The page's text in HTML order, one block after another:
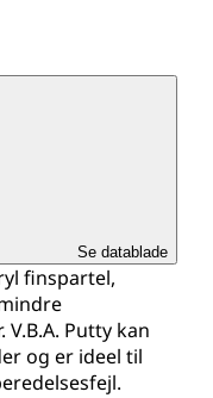
Se datablade
finspartel,
Putty kan
og er ideel til